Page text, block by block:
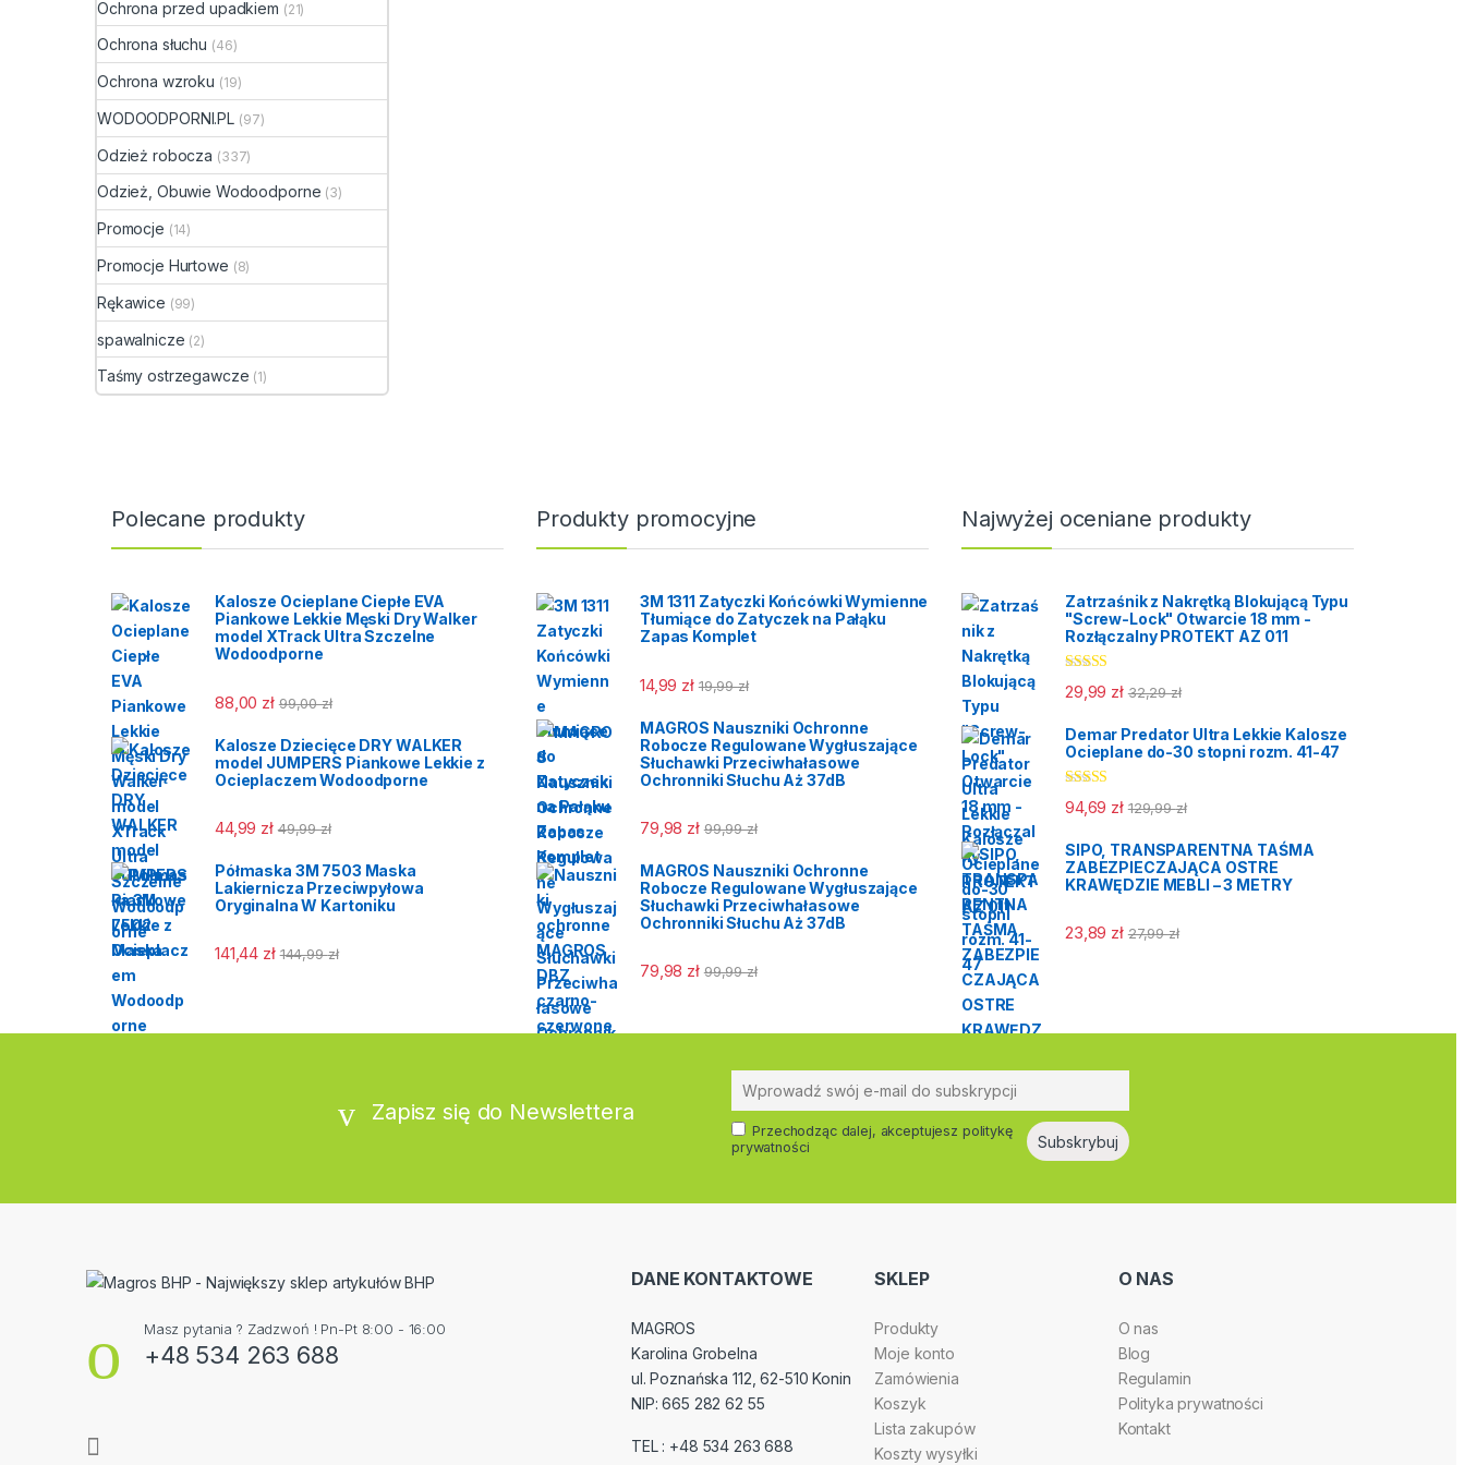
EN ISO 20347:2012-Środki
Ochrona przed upadkiem (21)
Ochrona słuchu (46)
Ochrona wzroku (19)
WODOODPORNI.PL (97)
Odzież robocza (337)
Odzież, Obuwie Wodoodporne (3)
Promocje (14)
Promocje Hurtowe (8)
Rękawice (99)
spawalnicze (2)
Taśmy ostrzegawcze (1)
Polecane produkty
Kalosze Ocieplane Ciepłe EVA
Piankowe Lekkie Męski Dry Walker
model XTrack Ultra Szczelne
Wodoodporne
88,00 zł 99,00zł
Kalosze Dziecięce DRY WALKER
model JUMPERS Piankowe Lekkie z
Ocieplaczem Wodoodporne
44,99 zł 49,99zł
Półmaska 3M 7503 Maska
Lakiernicza Przeciwpyłowa
Oryginalna W Kartoniku
141,44 zł 144,99zł
Produkty promocyjne
3M 1311 Zatyczki Końcówki Wymienne
Tłumiące do Zatyczek na Pałąku
Zapas Komplet
14,99 zł 19,99zł
MAGROS Nauszniki Ochronne
Robocze Regulowane Wygłuszające
Słuchawki Przeciwhałasowe
Ochronniki Słuchu Aż 37dB
79,98 zł 99,99zł
MAGROS Nauszniki Ochronne
Robocze Regulowane Wygłuszające
Słuchawki Przeciwhałasowe
Ochronniki Słuchu Aż 37dB
79,98 zł 99,99zł
Najwyżej oceniane produkty
Zatrzaśnik z Nakrętką Blokującą Typu
"Screw-Lock" Otwarcie 18 mm -
Rozłączalny PROTEKT AZ 011
Oceniono
5.00na 5
29,99 zł 32,29zł
Demar Predator Ultra Lekkie Kalosze
Ocieplane do-30 stopni rozm. 41-47
Oceniono
5.00na 5
94,69 zł 129,99zł
SIPO, TRANSPARENTNA TAŚMA
ZABEZPIECZAJĄCA OSTRE
KRAWĘDZIE MEBLI – 3 METRY
23,89 zł 27,99zł
Zapisz się do Newslettera
Przechodząc dalej, akceptujesz politykę
prywatności
Masz pytania ? Zadzwoń ! Pn-Pt 8:00 - 16:00
+48 534 263 688
DANE KONTAKTOWE
MAGROS
Karolina Grobelna
ul. Poznańska 112, 62-510 Konin
NIP: 665 282 62 55
TEL : +48 534 263 688
SKLEP
Produkty
Moje konto
Zamówienia
Koszyk
Lista zakupów
Koszty wysyłki
O NAS
O nas
Blog
Regulamin
Polityka prywatności
Kontakt